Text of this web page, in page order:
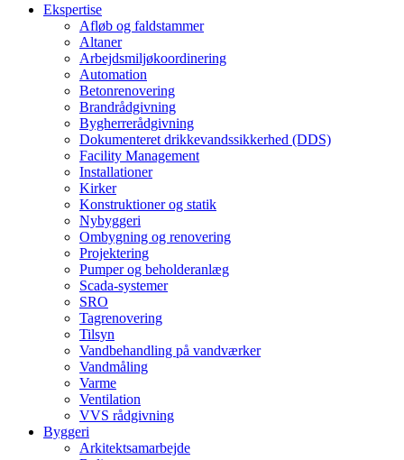
Ekspertise
Afløb og faldstammer
Altaner
Arbejdsmiljøkoordinering
Automation
Betonrenovering
Brandrådgivning
Bygherrerådgivning
Dokumenteret drikkevandssikkerhed (DDS)
Facility Management
Installationer
Kirker
Konstruktioner og statik
Nybyggeri
Ombygning og renovering
Projektering
Pumper og beholderanlæg
Scada-systemer
SRO
Tagrenovering
Tilsyn
Vandbehandling på vandværker
Vandmåling
Varme
Ventilation
VVS rådgivning
Byggeri
Arkitektsamarbejde